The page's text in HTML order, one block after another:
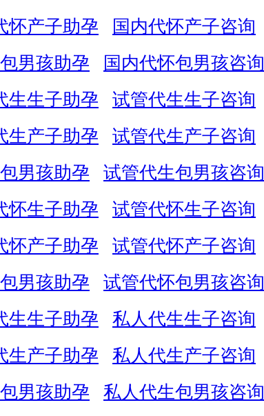
怀产子助孕
国内代怀产子咨询
男孩助孕
国内代怀包男孩咨询
生生子助孕
试管代生生子咨询
生产子助孕
试管代生产子咨询
男孩助孕
试管代生包男孩咨询
怀生子助孕
试管代怀生子咨询
怀产子助孕
试管代怀产子咨询
男孩助孕
试管代怀包男孩咨询
生生子助孕
私人代生生子咨询
生产子助孕
私人代生产子咨询
男孩助孕
私人代生包男孩咨询